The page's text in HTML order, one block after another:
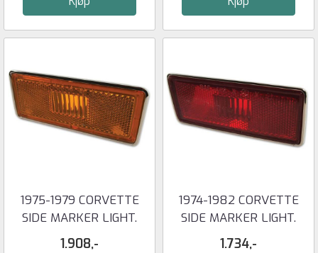
1975-1979 CORVETTE
SIDE MARKER LIGHT.
LEFT FRONT ...
1.908,-
1974-1982 CORVETTE
SIDE MARKER LIGHT.
LEFT REAR ...
1.734,-